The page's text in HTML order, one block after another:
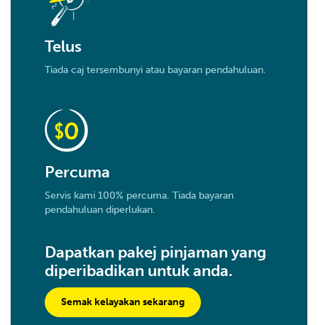
Telus
Tiada caj tersembunyi atau bayaran pendahuluan.
Percuma
Servis kami 100% percuma. Tiada bayaran
pendahuluan diperlukan.
Dapatkan pakej pinjaman yang
diperibadikan untuk anda.
Semak kelayakan sekarang